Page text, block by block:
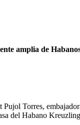
amplia de